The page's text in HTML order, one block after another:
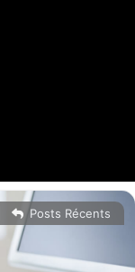
Posts Récents